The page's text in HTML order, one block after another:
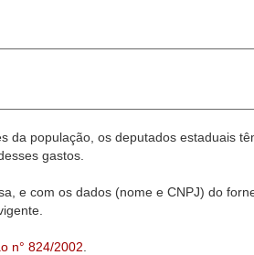
população, os deputados estaduais
gastos.
e com os dados (nome e CNPJ) do
n° 824/2002